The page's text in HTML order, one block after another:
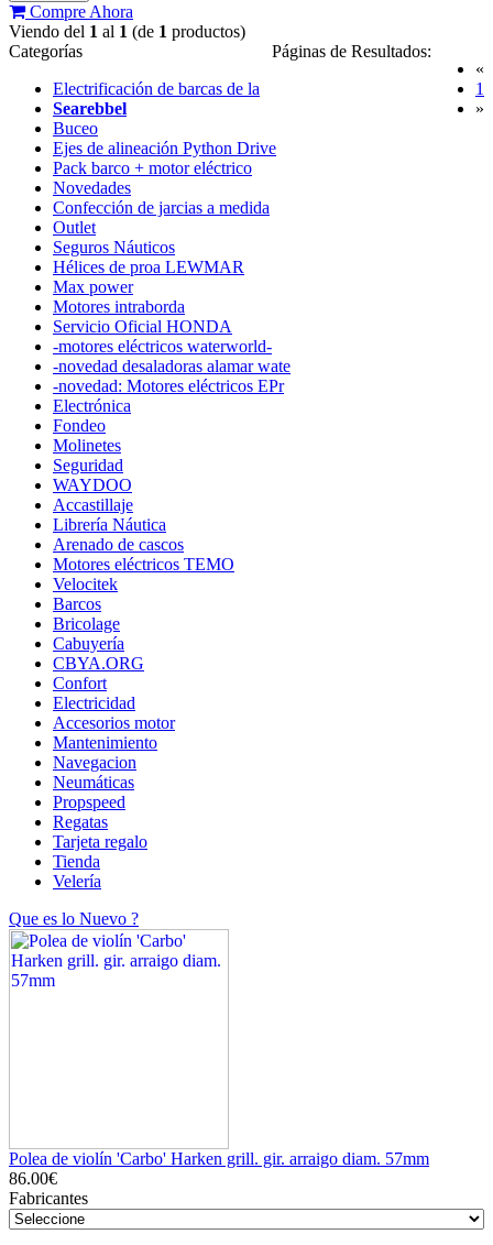
Compre Ahora
Viendo del 1 al 1 (de 1 productos)
«
1
»
Páginas de Resultados:
Categorías
Electrificación de barcas de la
Searebbel
Buceo
Ejes de alineación Python Drive
Pack barco + motor eléctrico
Novedades
Confección de jarcias a medida
Outlet
Seguros Náuticos
Hélices de proa LEWMAR
Max power
Motores intraborda
Servicio Oficial HONDA
-motores eléctricos waterworld-
-novedad desaladoras alamar wate
-novedad: Motores eléctricos EPr
Electrónica
Fondeo
Molinetes
Seguridad
WAYDOO
Accastillaje
Librería Náutica
Arenado de cascos
Motores eléctricos TEMO
Velocitek
Barcos
Bricolage
Cabuyería
CBYA.ORG
Confort
Electricidad
Accesorios motor
Mantenimiento
Navegacion
Neumáticas
Propspeed
Regatas
Tarjeta regalo
Tienda
Velería
Que es lo Nuevo ?
Polea de violín 'Carbo' Harken grill. gir. arraigo diam. 57mm
86.00€
Fabricantes